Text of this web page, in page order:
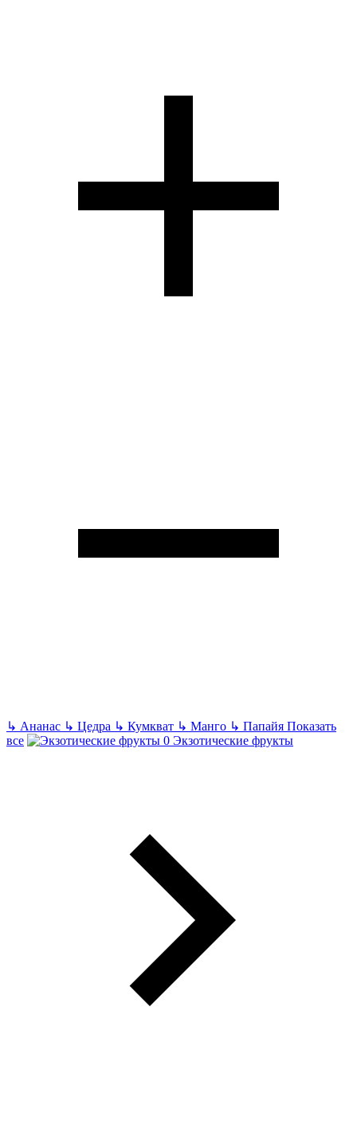
↳ Ананас ↳ Цедра ↳ Кумкват ↳ Манго ↳ Папайя Показать
все
Экзотические фрукты